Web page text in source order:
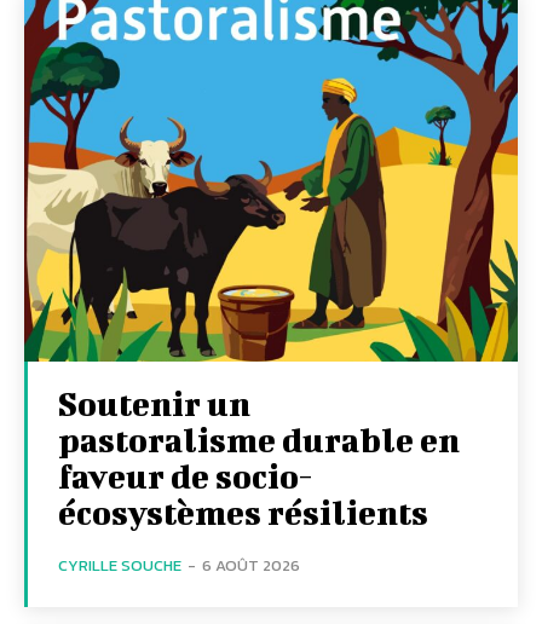
Soutenir un
pastoralisme durable en
faveur de socio-
écosystèmes résilients
CYRILLE SOUCHE - 6 AOÛT 2026